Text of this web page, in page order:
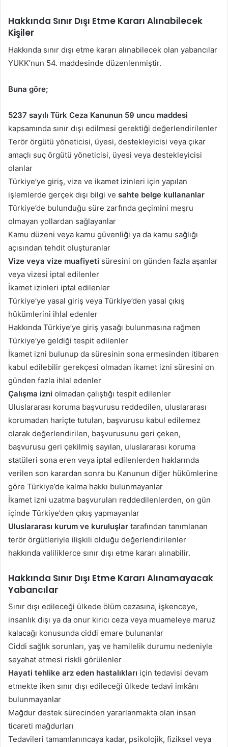
Hakkında Sınır Dışı Etme Kararı Alınabilecek
Kişiler
Hakkında sınır dışı etme kararı alınabilecek olan yabancılar
YUKK’nun 54. maddesinde düzenlenmiştir.
Buna göre;
5237 sayılı Türk Ceza Kanunun 59 uncu maddesi
kapsamında sınır dışı edilmesi gerektiği değerlendirilenler
Terör örgütü yöneticisi, üyesi, destekleyicisi veya çıkar
amaçlı suç örgütü yöneticisi, üyesi veya destekleyicisi
olanlar
Türkiye’ye giriş, vize ve ikamet izinleri için yapılan
işlemlerde gerçek dışı bilgi ve sahte belge kullananlar
Türkiye’de bulunduğu süre zarfında geçimini meşru
olmayan yollardan sağlayanlar
Kamu düzeni veya kamu güvenliği ya da kamu sağlığı
açısından tehdit oluşturanlar
Vize veya vize muafiyeti süresini on günden fazla aşanlar
veya vizesi iptal edilenler
İkamet izinleri iptal edilenler
Türkiye’ye yasal giriş veya Türkiye’den yasal çıkış
hükümlerini ihlal edenler
Hakkında Türkiye’ye giriş yasağı bulunmasına rağmen
Türkiye’ye geldiği tespit edilenler
İkamet izni bulunup da süresinin sona ermesinden itibaren
kabul edilebilir gerekçesi olmadan ikamet izni süresini on
günden fazla ihlal edenler
Çalışma izni olmadan çalıştığı tespit edilenler
Uluslararası koruma başvurusu reddedilen, uluslararası
korumadan hariçte tutulan, başvurusu kabul edilemez
olarak değerlendirilen, başvurusunu geri çeken,
başvurusu geri çekilmiş sayılan, uluslararası koruma
statüleri sona eren veya iptal edilenlerden haklarında
verilen son karardan sonra bu Kanunun diğer hükümlerine
göre Türkiye’de kalma hakkı bulunmayanlar
İkamet izni uzatma başvuruları reddedilenlerden, on gün
içinde Türkiye’den çıkış yapmayanlar
Uluslararası kurum ve kuruluşlar tarafından tanımlanan
terör örgütleriyle ilişkili olduğu değerlendirilenler
hakkında valiliklerce sınır dışı etme kararı alınabilir.
Hakkında Sınır Dışı Etme Kararı Alınamayacak
Yabancılar
Sınır dışı edileceği ülkede ölüm cezasına, işkenceye,
insanlık dışı ya da onur kırıcı ceza veya muameleye maruz
kalacağı konusunda ciddi emare bulunanlar
Ciddi sağlık sorunları, yaş ve hamilelik durumu nedeniyle
seyahat etmesi riskli görülenler
Hayati tehlike arz eden hastalıkları için tedavisi devam
etmekte iken sınır dışı edileceği ülkede tedavi imkânı
bulunmayanlar
Mağdur destek sürecinden yararlanmakta olan insan
ticareti mağdurları
Tedavileri tamamlanıncaya kadar, psikolojik, fiziksel veya